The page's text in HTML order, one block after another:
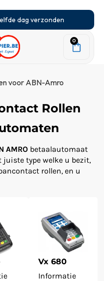
dag verzonden
0
voor ABN-Amro
Rollen
AMRO betaalautomaat
juiste type welke u bezit,
rollen, en u
Vx 680
Informatie